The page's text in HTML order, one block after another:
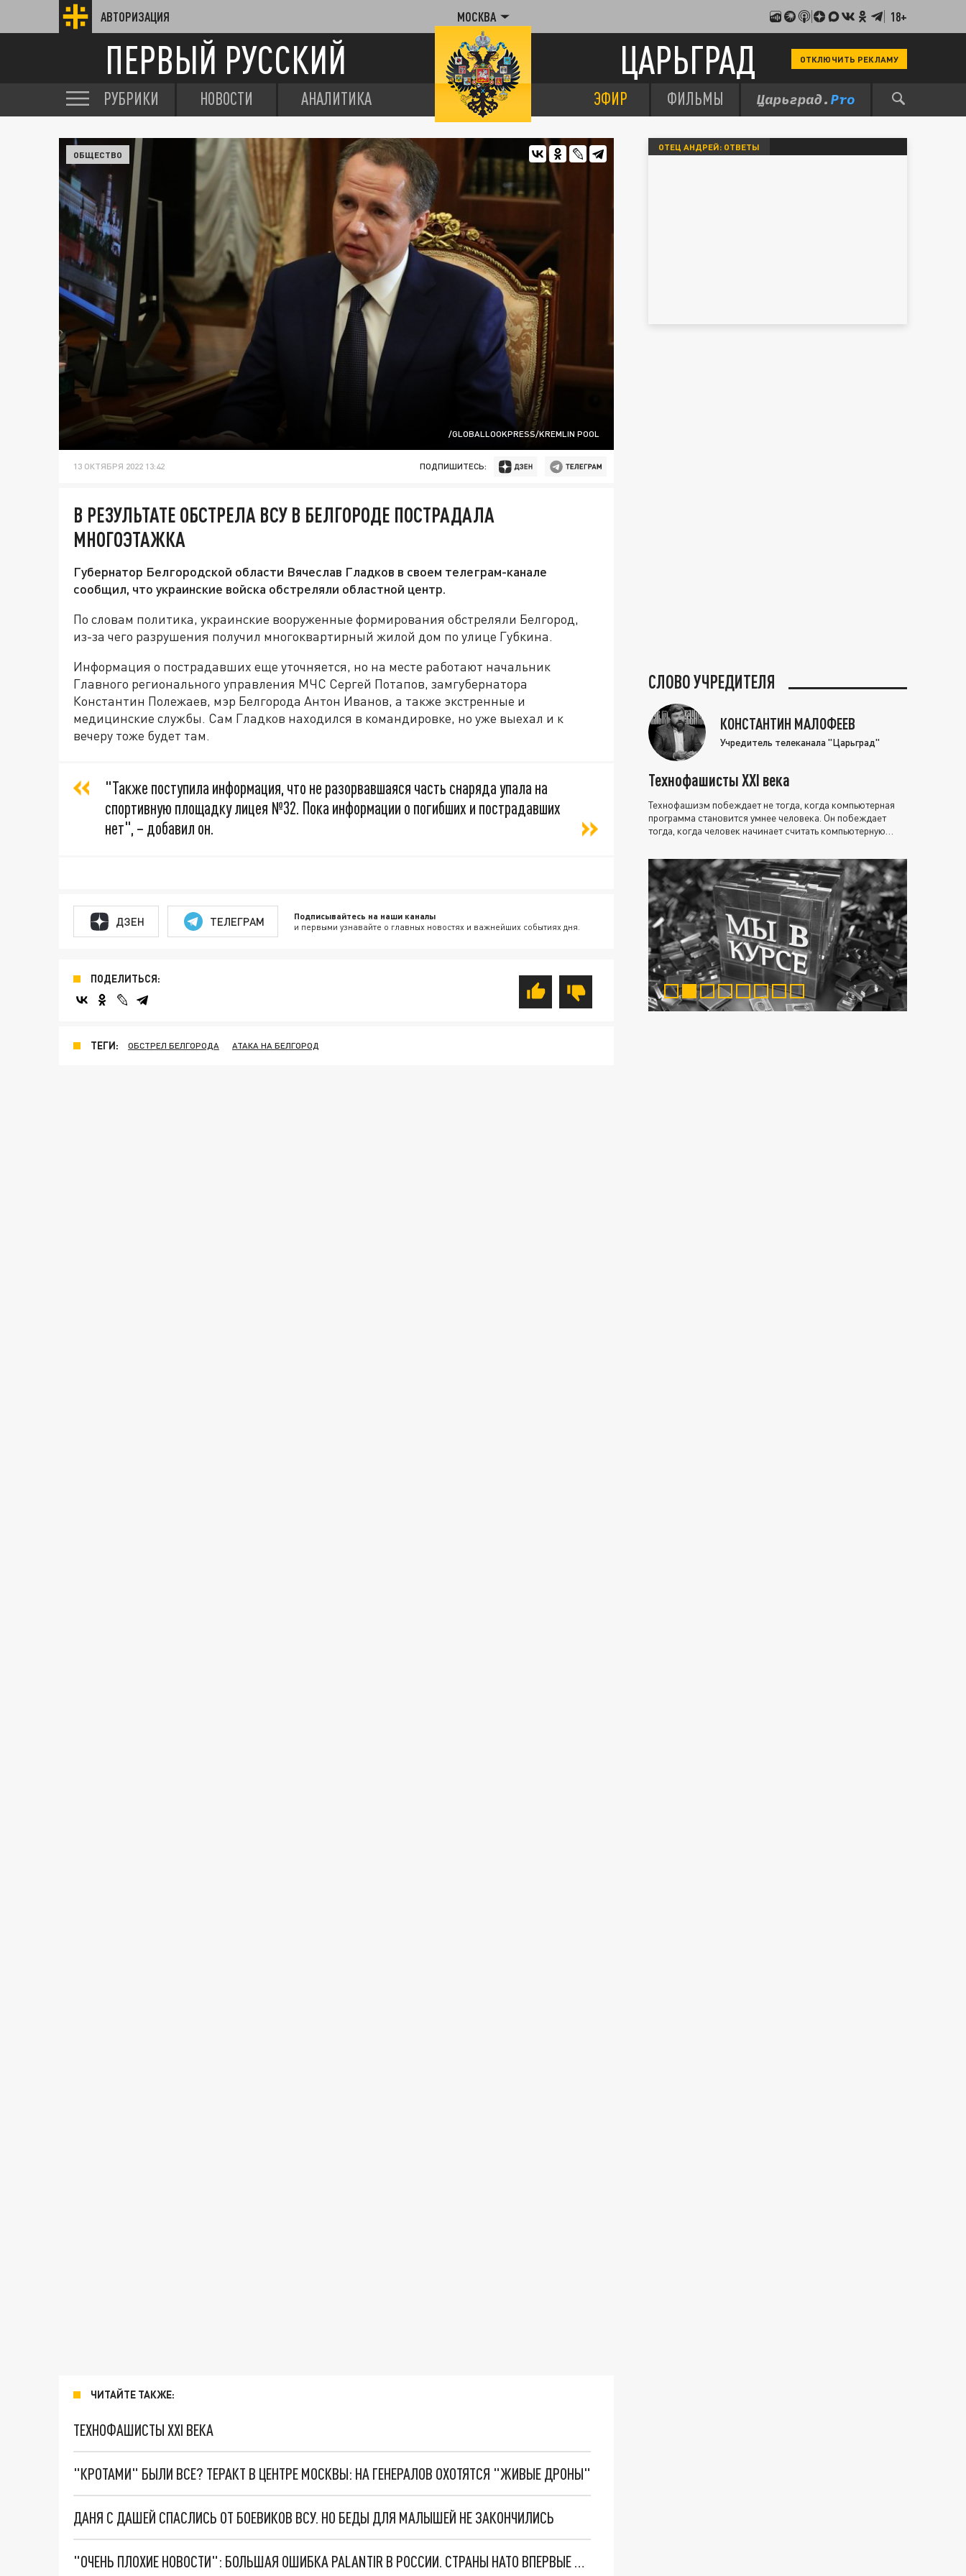
АВТОРИЗАЦИЯ МОСКВА 18+
ПЕРВЫЙ РУССКИЙ ЦАРЬГРАД ОТКЛЮЧИТЬ РЕКЛАМУ
РУБРИКИ НОВОСТИ АНАЛИТИКА ЭФИР ФИЛЬМЫ
/GLOBALLOOKPRESS/KREMLIN POOL
ОБЩЕСТВО
13 ОКТЯБРЯ 2022 13:42 ПОДПИШИТЕСЬ:
В РЕЗУЛЬТАТЕ ОБСТРЕЛА ВСУ В БЕЛГОРОДЕ ПОСТРАДАЛА
МНОГОЭТАЖКА
Губернатор Белгородской области Вячеслав Гладков в своем телеграм-канале
сообщил, что украинские войска обстреляли областной центр.
По словам политика, украинские вооруженные формирования обстреляли Белгород,
из-за чего разрушения получил многоквартирный жилой дом по улице Губкина.
Информация о пострадавших еще уточняется, но на месте работают начальник
Главного регионального управления МЧС Сергей Потапов, замгубернатора
Константин Полежаев, мэр Белгорода Антон Иванов, а также экстренные и
медицинские службы. Сам Гладков находился в командировке, но уже выехал и к
вечеру тоже будет там.
"Также поступила информация, что не разорвавшаяся часть снаряда упала на
спортивную площадку лицея №32. Пока информации о погибших и пострадавших
нет", – добавил он.
ДЗЕН ТЕЛЕГРАМ Подписывайтесь на наши каналы
и первыми узнавайте о главных новостях и важнейших событиях дня.
ПОДЕЛИТЬСЯ:
ТЕГИ: ОБСТРЕЛ БЕЛГОРОДА АТАКА НА БЕЛГОРОД
ЧИТАЙТЕ ТАКЖЕ:
ТЕХНОФАШИСТЫ XXI ВЕКА
"КРОТАМИ" БЫЛИ ВСЕ? ТЕРАКТ В ЦЕНТРЕ МОСКВЫ: НА ГЕНЕРАЛОВ ОХОТЯТСЯ "ЖИВЫЕ ДРОНЫ"
ДАНЯ С ДАШЕЙ СПАСЛИСЬ ОТ БОЕВИКОВ ВСУ. НО БЕДЫ ДЛЯ МАЛЫШЕЙ НЕ ЗАКОНЧИЛИСЬ
"ОЧЕНЬ ПЛОХИЕ НОВОСТИ": БОЛЬШАЯ ОШИБКА PALANTIR В РОССИИ. СТРАНЫ НАТО ВПЕРВЫЕ ЗА СВО ОСТАНОВИЛИ ПОСТАВКИ ОРУЖИЯ. ВСУ ТЕРЯЮТ ПРИГРАНИЧЬЕ?
ОТЕЦ АНДРЕЙ: ОТВЕТЫ
СЛОВО УЧРЕДИТЕЛЯ
КОНСТАНТИН МАЛОФЕЕВ
Учредитель телеканала "Царьград"
Технофашисты XXI века
Технофашизм побеждает не тогда, когда компьютерная
программа становится умнее человека. Он побеждает
тогда, когда человек начинает считать компьютерную